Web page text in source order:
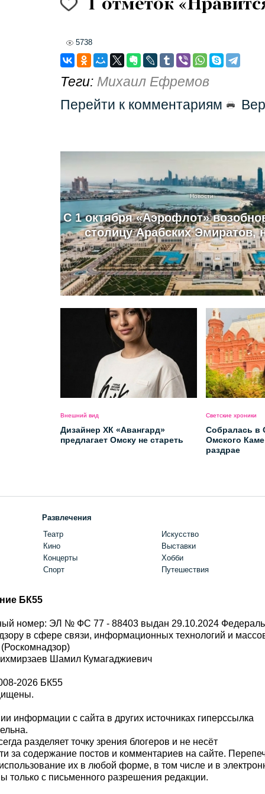
1 отметок
5738
Теги: Михаил Ефремов
Перейти к комментариям
Новости
С 1 октября «Аэрофлот»
столицу Арабских Эмиратов,
Внешний вид
Дизайнер ХК «Авангард»
предлагает Омску не стареть
Светские хроники
Собралась в
Омского
раздрае
Развлечения
Театр
Кино
Концерты
Спорт
Искусство
Выставки
Хобби
Путешествия
БК55
номер: ЭЛ № ФС 77 - 88403 выдан 29.10.2024
в сфере связи, информационных технологий и
Шамил Кумагаджиевич
2026 БК55
информации с сайта в других источниках гиперссылка
разделяет точку зрения блогеров и не несёт
за содержание постов и комментариев на сайте.
их в любой форме, в том числе и в
с письменного разрешения редакции.